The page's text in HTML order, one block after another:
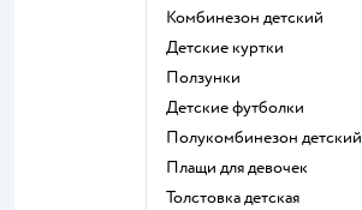
Комбинезон детский
Детские куртки
Ползунки
Детские футболки
Полукомбинезон детский
Плащи для девочек
Толстовка детская